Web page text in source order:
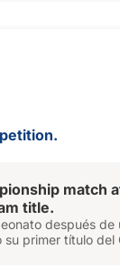
match
title.
después de
primer título del